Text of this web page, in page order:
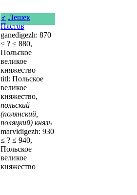
♂ Лешек
Пястов
ganedigezh: 870
≤ ? ≤ 880,
Польское
великое
княжество
titl: Польское
великое
княжество,
польский
(полянский,
поляцкий) князь
marvidigezh: 930
≤ ? ≤ 940,
Польское
великое
княжество